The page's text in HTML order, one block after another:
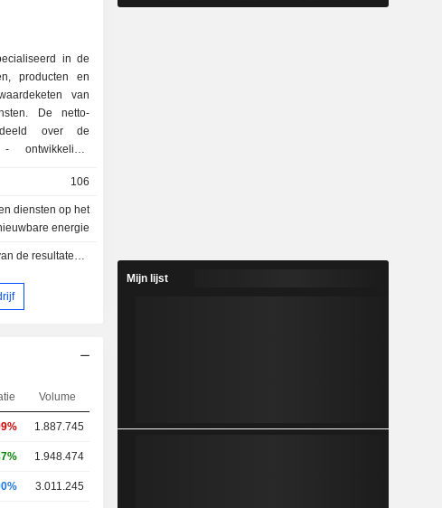
in de
producten en
van
De netto-
over de
De groep biedt
generatoren,
en -
biedt de groep
energie
en energie-
106
diensten op het
energie
resultaten - Q4 2026
Volume
1.887.745
1.948.474
3.011.245
Mijn lijst